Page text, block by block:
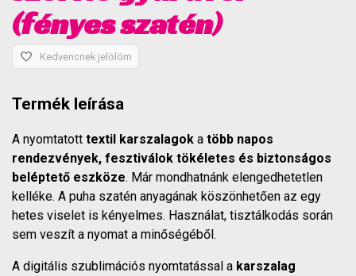
(fényes szatén)
favorite Kedvencnek jelölöm
Termék leírása
A nyomtatott textil karszalagok a több napos
rendezvények, fesztiválok tökéletes és biztonságos
beléptető eszköze. Már mondhatnánk elengedhetetlen
kelléke. A puha szatén anyagának köszönhetően az egy
hetes viselet is kényelmes. Használat, tisztálkodás során
sem veszít a nyomat a minőségéből.
A digitális szublimációs nyomtatással a karszalag